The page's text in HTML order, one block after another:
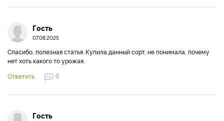
Гость
07.08.2025
Спасибо, полезная статья. Купила данный сорт, не понимала, почему
нет хоть какого то урожая.
Ответить
0
Гость